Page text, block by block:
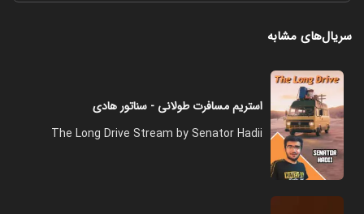
سریال‌های مشابه
استریم مسافرت طولانی - سناتور هادی
The Long Drive Stream by Senator Hadii